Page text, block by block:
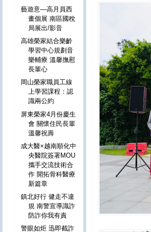
藝遊意—高月員西
畫個展 南區國稅
局展出/影音
高雄榮家結合樂齡
學習中心規劃音
樂輔療 溫馨撫慰
長輩心
岡山榮家職員工線
上學習課程：認
識兩公約
屏東榮家4月份慶生
會 關懷住民長輩
溫馨祝壽
成大醫×越南順化中
央醫院簽署MOU
攜手交流技術合
作 開拓骨科醫療
新篇章
鎮北好行 健走不違
規 南警宣導識詐
防詐你我有責
警眼如炬 迅即截詐